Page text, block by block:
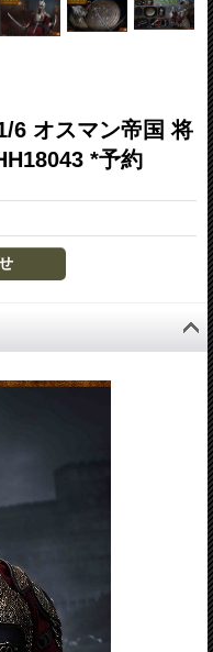
6 オスマン帝国 将
*予約